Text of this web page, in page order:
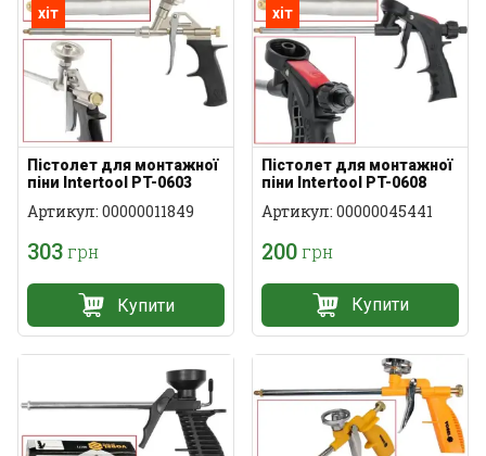
хіт
Пістолет для монтажної
піни Intertool PT-0603
Артикул: 00000011849
303грн
Купити
хіт
Пістолет для монтажної
піни Intertool PT-0608
Артикул: 00000045441
200грн
Купити